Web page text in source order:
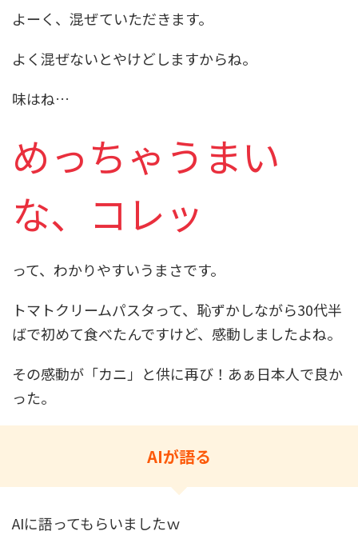
よーく、混ぜていただきます。
よく混ぜないとやけどしますからね。
味はね…
めっちゃうまい
な、コレッ
って、わかりやすいうまさです。
トマトクリームパスタって、恥ずかしながら30代半
ばで初めて食べたんですけど、感動しましたよね。
その感動が「カニ」と供に再び！あぁ日本人で良か
った。
AIが語る
AIに語ってもらいましたｗ